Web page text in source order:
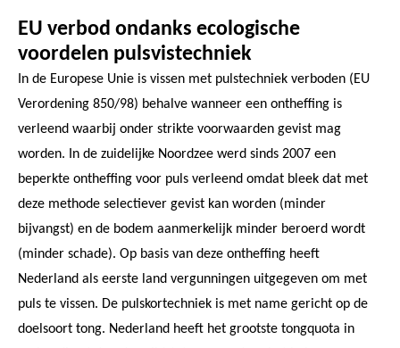
EU verbod ondanks ecologische
voordelen pulsvistechniek
In de Europese Unie is vissen met pulstechniek verboden (EU
Verordening 850/98) behalve wanneer een ontheffing is
verleend waarbij onder strikte voorwaarden gevist mag
worden. In de zuidelijke Noordzee werd sinds 2007 een
beperkte ontheffing voor puls verleend omdat bleek dat met
deze methode selectiever gevist kan worden (minder
bijvangst) en de bodem aanmerkelijk minder beroerd wordt
(minder schade). Op basis van deze ontheffing heeft
Nederland als eerste land vergunningen uitgegeven om met
puls te vissen. De pulskortechniek is met name gericht op de
doelsoort tong. Nederland heeft het grootste tongquota in